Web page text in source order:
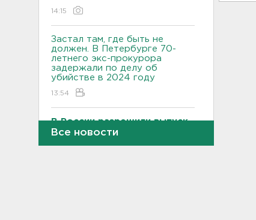
14:15
Застал там, где быть не
должен. В Петербурге 70-
летнего экс-прокурора
задержали по делу об
убийстве в 2024 году
13:54
В России разрешили выпуск
и продажу марок бензина,
Все новости